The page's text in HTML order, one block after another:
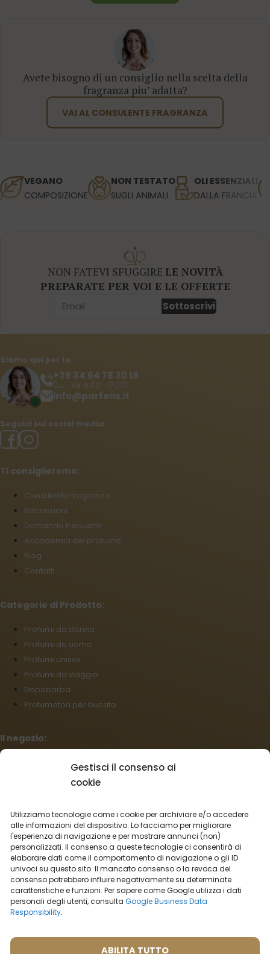
Gestisci il consenso ai
cookie
Utilizziamo tecnologie come i cookie per archiviare e/o accedere
alle informazioni del dispositivo. Lo facciamo per migliorare
l'esperienza di navigazione e per mostrare annunci (non)
personalizzati. Il consenso a queste tecnologie ci consentirà di
elaborare dati come il comportamento di navigazione o gli ID
univoci su questo sito. Il mancato consenso o la revoca del
consenso potrebbero influire negativamente su determinate
caratteristiche e funzioni. Per sapere come Google utilizza i dati
personali degli utenti, consultaGoogle Business Data
Responsibility.
ABILITA TUTTO
Avete bisogno di un consiglio nella scelta della
fragranza piu’ adatta?
VAI AL CONSULENTE FRAGRANZA
VEGANO
COMPOSIZIONE
NON TESTATO
SUGLI ANIMALI
OLI ESSENZIALI
DALLA FRANCIA
NON FATEVI SFUGGIRE LE NOVITÀ
PREPARATE PER VOI E LE OFFERTE
Sottoscrivi
Siamo qui per te:
+39 34 64 78 30 18
(Lu - Ve: 9:00 - 17:00)
info@parfens.it
Seguici sui social media:
Ti consiglieremo:
Consulente fragranze
Recensioni
Domande frequenti
Accademia del profumo
Blog
Contatti
Categorie di Prodotto:
Profumi da donna
Profumi da uomo
Profumi unisex
Profumi da viaggio
Dopobarba
Profumatori per bucato
Il negozio:
Condizioni commerciali
Regolamento per I reclami
Vendita all’ingrosso
Recesso dal contratto
Italiano
Opzioni di trasporto: